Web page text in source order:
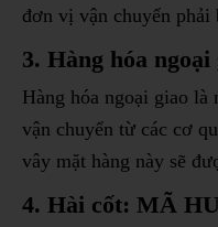
đơn vị vận chuyển phải
3. Hàng hóa
Hàng hóa ngoại giao là
vận chuyển từ các cơ
vây mặt hàng này sẽ
4. Hài cốt: MÃ